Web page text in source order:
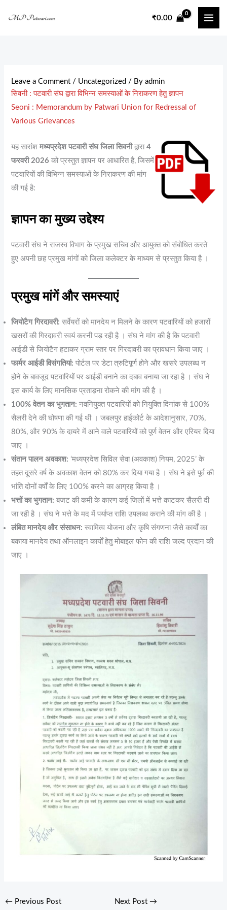
₹0.00
Leave a Comment / Uncategorized / Byadmin
सिवनी : पटवारी संघ द्वारा विभिन्न समस्याओं के निराकरण हेतु ज्ञापन
Seoni : Memorandum by Patwari Union for Redressal of
Various Grievances
यह सारांशमध्यप्रदेश पटवारी संघ जिला सिवनीद्वारा4
फरवरी 2026 को प्रस्तुत ज्ञापन पर आधारित है, जिसमें
पटवारियों की विभिन्न समस्याओं के निराकरण की मांग
की गई है:
ज्ञापन का मुख्य उद्देश्य
पटवारी संघ ने राजस्व विभाग के प्रमुख सचिव और आयुक्त को संबोधित करते
हुए अपनी छह प्रमुख मांगों को जिला कलेक्टर के माध्यम से प्रस्तुत किया है ।
प्रमुख मांगें और समस्याएं
जियोटैग गिरदावरी: सर्वेयरों को मानदेय न मिलने के कारण पटवारियों को हजारों
खसरों की गिरदावरी स्वयं करनी पड़ रही है । संघ ने मांग की है कि पटवारी
आईडी से जियोटैग हटाकर ग्राम स्तर पर गिरदावरी का प्रावधान किया जाए ।
फार्मर आईडी विसंगतियां: पोर्टल पर डेटा त्रुटिपूर्ण होने और खसरे उपलब्ध न
होने के बावजूद पटवारियों पर आईडी बनाने का दबाव बनाया जा रहा है । संघ ने
इस कार्य के लिए मानसिक प्रताड़ना रोकने की मांग की है ।
100% वेतन का भुगतान: नवनियुक्त पटवारियों को नियुक्ति दिनांक से 100%
सैलरी देने की घोषणा की गई थी । जबलपुर हाईकोर्ट के आदेशानुसार, 70%,
80%, और 90% के दायरे में आने वाले पटवारियों को पूर्ण वेतन और एरियर दिया
जाए ।
संतान पालन अवकाश: ‘मध्यप्रदेश सिविल सेवा (अवकाश) नियम, 2025’ के
तहत दूसरे वर्ष के अवकाश वेतन को 80% कर दिया गया है । संघ ने इसे पूर्व की
भांति दोनों वर्षों के लिए 100% करने का आग्रह किया है ।
भत्तों का भुगतान: बजट की कमी के कारण कई जिलों में भत्ते काटकर सैलरी दी
जा रही है । संघ ने भत्ते के मद में पर्याप्त राशि उपलब्ध कराने की मांग की है ।
लंबित मानदेय और संसाधन: स्वामित्व योजना और कृषि संगणना जैसे कार्यों का
बकाया मानदेय तथा ऑनलाइन कार्यों हेतु मोबाइल फोन की राशि जल्द प्रदान की
जाए ।
← Previous Post Next Post →